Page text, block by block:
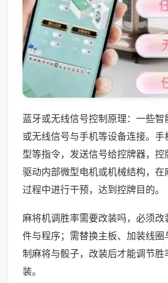
蓝牙或无线信号控制原理：一些智
或无线信号与手机等设备连接。
型等指令，发送信号给控牌器，
驱动内部微型电机或机械结构，
过程中进行干预，达到控牌目的。
麻将机调胜率需要改装吗，必须
件与程序；需替换主板、加装线
制麻将与骰子，改装后才能调节
装。